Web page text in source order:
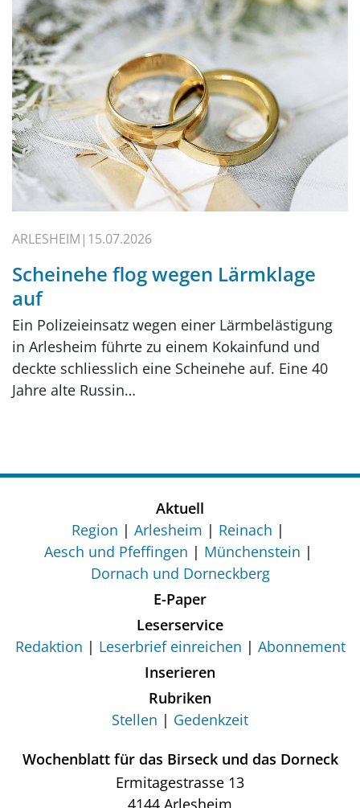
ARLESHEIM 15.07.2026
Scheinehe flog wegen Lärmklage
auf
Ein Polizeieinsatz wegen einer Lärmbelästigung
in Arlesheim führte zu einem Kokainfund und
deckte schliesslich eine Scheinehe auf. Eine 40
Jahre alte Russin…
Aktuell
Region
Arlesheim
Reinach
Aesch und Pfeffingen
Münchenstein
Dornach und Dorneckberg
E-Paper
Leserservice
Redaktion
Leserbrief einreichen
Abonnement
Inserieren
Rubriken
Stellen
Gedenkzeit
Wochenblatt für das Birseck und das Dorneck
Ermitagestrasse 13
4144 Arlesheim